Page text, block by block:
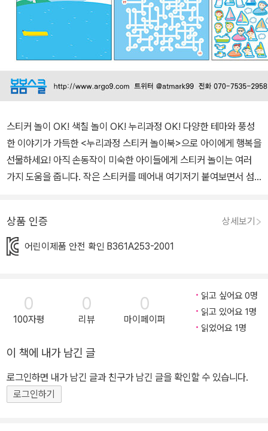
스티커 놀이 OK! 색칠 놀이 OK! 누리과정 OK! 다양한 테마와 풍성
한 이야기가 가득한 <누리과정 스티커 놀이북>으로 아이에게 행복을
선물하세요! 아직 손동작이 미숙한 아이들에게 스티커 놀이는 여러
가지 도움을 줍니다. 작은 스티커를 떼어내 여기저기 붙여보면서 섬
색칠 놀이를 통해 누리과정의 여러 영역을 골고루 다질 수 있도록 구
성했습니다. 스티커를 떼었다 붙이는 동안 3~5세 누리과정의 핵심인
발달에 도움을 줍니다. 권당 140개 이상의 아기자기한 스티커가 수
록된 <누리과정 스티커 놀이북>으로 조화로운 심신 발달과 창의력을
함께 키워주세요. 누리과정 스티커 놀이북은 3~5세 누리과정의 핵심
맞춤이에요. 누리과정 스티커 놀이북은 스티커를 떼어내 여기저기 붙
여보면서 섬세한 손놀림을 배울 수 있고, 집중력과 창의력, 소근육의
발달을 도와줘요. 누리과정 스티커 놀이북은 한 번 쓰고 버리는 스티
상품 인증 상세보기
어린이제품 안전 확인 B361A253-2001
0
100자평
0
리뷰
0
마이페이퍼
읽고 싶어요 0명
읽고 있어요 1명
읽었어요 1명
이 책에 내가 남긴 글
로그인하면 내가 남긴 글과 친구가 남긴 글을 확인할 수 있습니다.
로그인하기